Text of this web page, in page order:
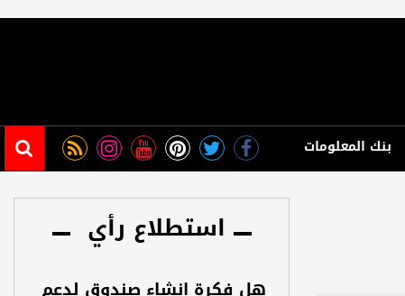
بنك المعلومات
استطلاع رأي
هل فكرة إنشاء صندوق لدعم